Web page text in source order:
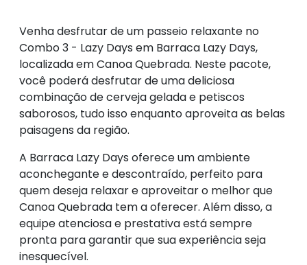
Venha desfrutar de um passeio relaxante no
Combo 3 - Lazy Days em Barraca Lazy Days,
localizada em Canoa Quebrada. Neste pacote,
você poderá desfrutar de uma deliciosa
combinação de cerveja gelada e petiscos
saborosos, tudo isso enquanto aproveita as belas
paisagens da região.
A Barraca Lazy Days oferece um ambiente
aconchegante e descontraído, perfeito para
quem deseja relaxar e aproveitar o melhor que
Canoa Quebrada tem a oferecer. Além disso, a
equipe atenciosa e prestativa está sempre
pronta para garantir que sua experiência seja
inesquecível.